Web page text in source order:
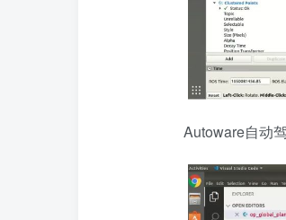
Autoware自动